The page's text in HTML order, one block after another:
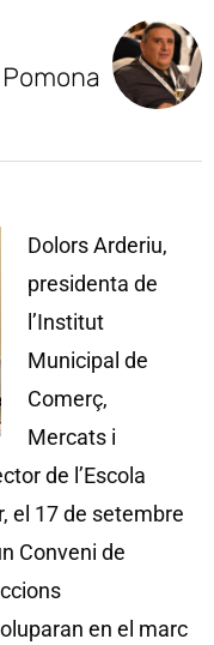
Dolors Arderiu,
presidenta de
l’Institut
Municipal de
Comerç,
Mercats i
de l’Escola
el 17 de setembre
Conveni de
en el marc